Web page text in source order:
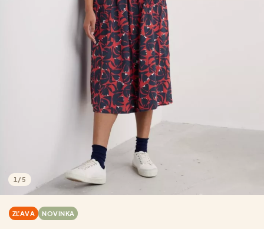
1 /5
ZĽAVA NOVINKA